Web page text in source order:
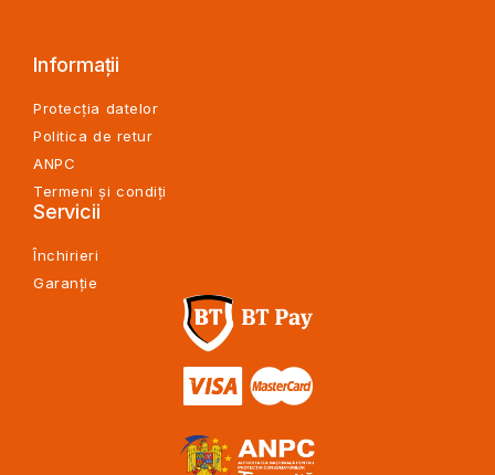
Informații
Protecția datelor
Politica de retur
ANPC
Termeni și condiți
Servicii
Închirieri
Garanție